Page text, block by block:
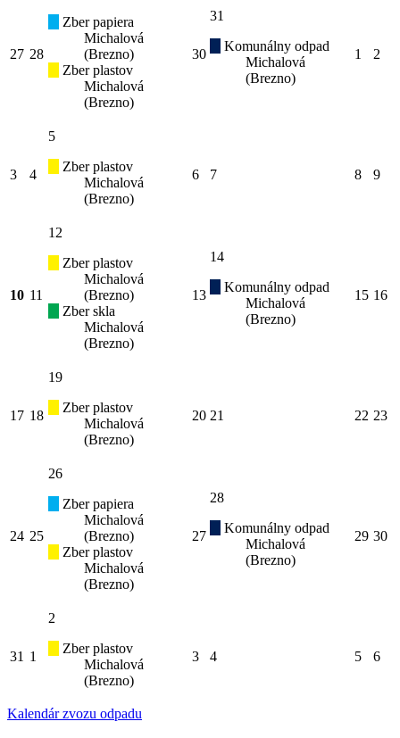
27 28
Zber papiera
Michalová
(Brezno)
Zber plastov
Michalová
(Brezno)
30
31
Komunálny odpad
Michalová
(Brezno)
1 2
3 4
5
Zber plastov
Michalová
(Brezno)
6 7 8 9
10 11
12
Zber plastov
Michalová
(Brezno)
Zber skla
Michalová
(Brezno)
13
14
Komunálny odpad
Michalová
(Brezno)
15 16
17 18
19
Zber plastov
Michalová
(Brezno)
20 21 22 23
24 25
26
Zber papiera
Michalová
(Brezno)
Zber plastov
Michalová
(Brezno)
27
28
Komunálny odpad
Michalová
(Brezno)
29 30
31 1
2
Zber plastov
Michalová
(Brezno)
3 4 5 6
Kalendár zvozu odpadu